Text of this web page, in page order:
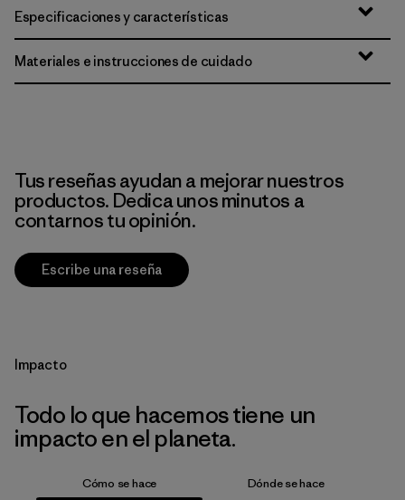
Especificaciones y características
Materiales e instrucciones de cuidado
Tus reseñas ayudan a mejorar nuestros
productos. Dedica unos minutos a
contarnos tu opinión.
Escribe una reseña
Impacto
Todo lo que hacemos tiene un
impacto en el planeta.
Cómo se hace Dónde se hace